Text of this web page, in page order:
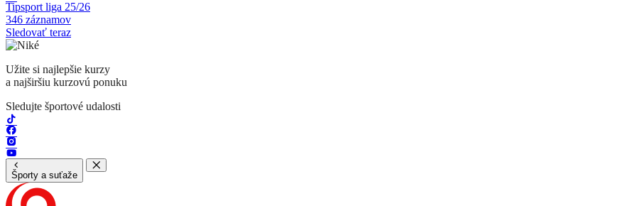
Tipsport liga 25/26
346 záznamov
Sledovať teraz
Užite si najlepšie kurzy
a najširšiu kurzovú ponuku
Sledujte športové udalosti
Športy a suťaže